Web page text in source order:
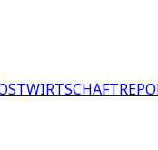
WIRTSCHAFT